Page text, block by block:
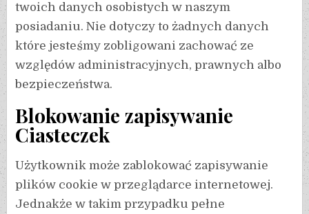
twoich danych osobistych w naszym
posiadaniu. Nie dotyczy to żadnych danych
które jesteśmy zobligowani zachować ze
względów administracyjnych, prawnych albo
bezpieczeństwa.
Blokowanie zapisywanie
Ciasteczek
Użytkownik może zablokować zapisywanie
plików cookie w przeglądarce internetowej.
Jednakże w takim przypadku pełne